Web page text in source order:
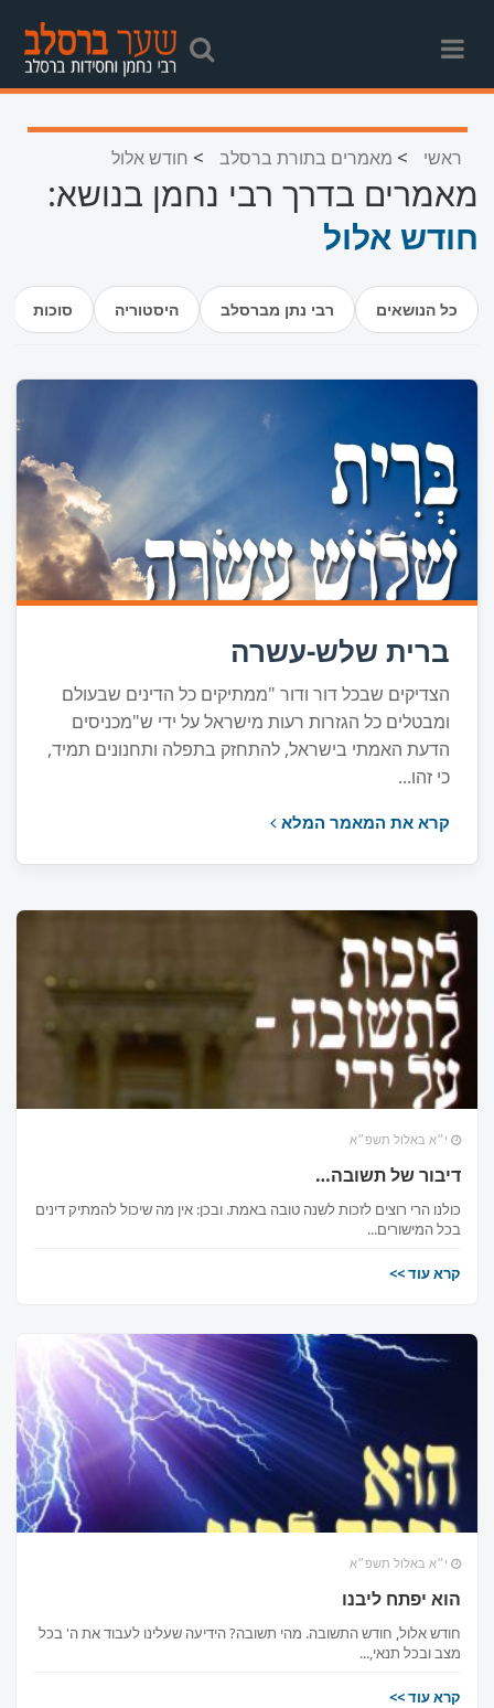
ראשי > מאמרים בתורת ברסלב > חודש אלול
מאמרים בדרך רבי נחמן בנושא:
חודש אלול
כל הנושאים רבי נתן מברסלב היסטוריה סוכות
ברית שלש-עשרה
הצדיקים שבכל דור ודור "ממתיקים כל הדינים שבעולם
ומבטלים כל הגזרות רעות מישראל על ידי ש"מכניסים
הדעת האמתי בישראל, להתחזק בתפלה ותחנונים תמיד,
כי זהו...
קרא את המאמר המלא
י״א באלול תשפ״א
דיבור של תשובה…
כולנו הרי רוצים לזכות לשנה טובה באמת. ובכן: אין מה שיכול להמתיק דינים
בכל המישורים...
קרא עוד >>
י״א באלול תשפ״א
הוא יפתח ליבנו
חודש אלול, חודש התשובה. מהי תשובה? הידיעה שעלינו לעבוד את ה' בכל
מצב ובכל תנאי,...
קרא עוד >>